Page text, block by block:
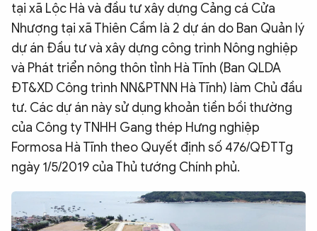
ĐA PHƯƠNG TIỆN
eMagazine
Podcast
Video Ảnh
Infographic
Chuyên trangAn ninh thế giớiVăn nghệ Công an
tại xã Lộc Hà và đầu tư xây dựng Cảng cá Cửa
Nhượng tại xã Thiên Cầm là 2 dự án do Ban Quản lý
dự án Đầu tư và xây dựng công trình Nông nghiệp
và Phát triển nông thôn tỉnh Hà Tĩnh (Ban QLDA
ĐT&XD Công trình NN&PTNN Hà Tĩnh) làm Chủ đầu
tư. Các dự án này sử dụng khoản tiền bồi thường
của Công ty TNHH Gang thép Hưng nghiệp
Formosa Hà Tĩnh theo Quyết định số 476/QĐTTg
ngày 1/5/2019 của Thủ tướng Chính phủ.